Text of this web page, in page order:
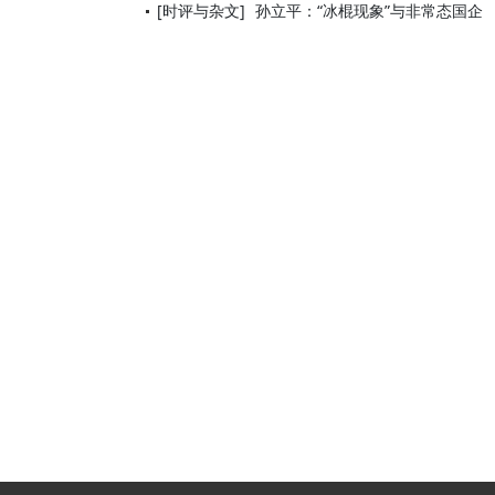
[时评与杂文] 孙立平：“冰棍现象”与非常态国企